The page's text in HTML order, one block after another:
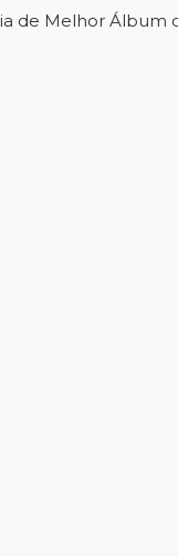
Melhor Álbum